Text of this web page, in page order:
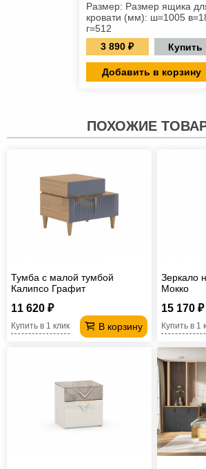
Размер: Размер ящика
кровати (мм): ш=1005
г=512
3 890 ₽
Купить
Добавить в корзину
ПОХОЖИЕ
Тумба с малой тумбой
Калипсо Графит
11 620 ₽
В корзину
Купить в 1 клик
Зеркало
Мокко
15 170 ₽
Купить в 1